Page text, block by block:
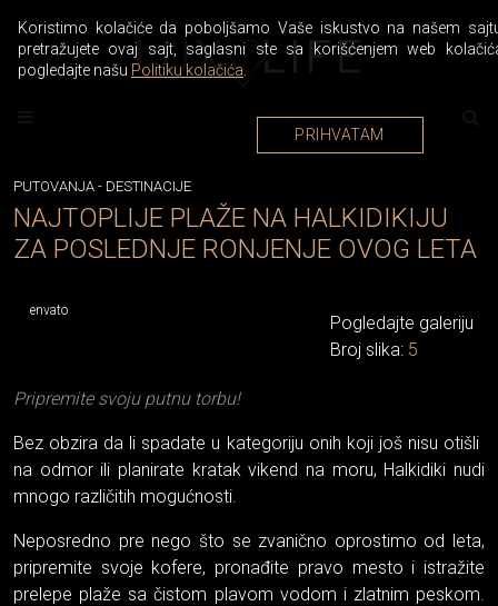
PUTOVANJA - DESTINACIJE
NAJTOPLIJE PLAŽE NA HALKIDIKIJU
ZA POSLEDNJE RONJENJE OVOG LETA
envato
Pogledajte galeriju
Broj slika: 5
Pripremite svoju putnu torbu!
Bez obzira da li spadate u kategoriju onih koji još nisu otišli ​​
na odmor ili planirate kratak vikend na moru, Halkidiki nudi
mnogo različitih mogućnosti.
Neposredno pre nego što se zvanično oprostimo od leta,
pripremite svoje kofere, pronađite pravo mesto i istražite
prelepe plaže sa čistom plavom vodom i zlatnim peskom.
Koristimo kolačiće da poboljšamo Vaše iskustvo na našem
pretražujete ovaj sajt, saglasni ste sa korišćenjem web
pogledajte našu Politiku kolačića
PRIHVATAM